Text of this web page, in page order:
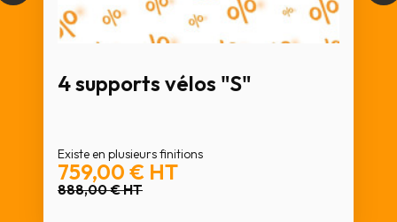
4 supports vélos "S"
Existe en plusieurs finitions
759,00 € HT
888,00 €HT